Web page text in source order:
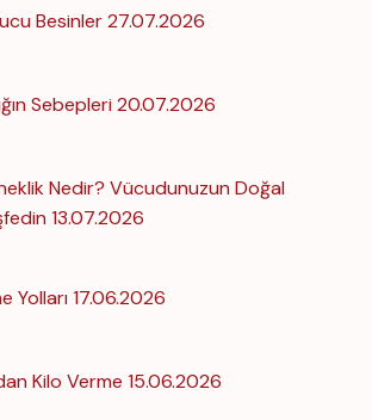
Besinler27.07.2026
Sebepleri 20.07.2026
Nedir? Vücudunuzun Doğal
13.07.2026
Yolları 17.06.2026
Kilo Verme 15.06.2026